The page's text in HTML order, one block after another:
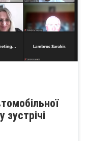
зустрічі